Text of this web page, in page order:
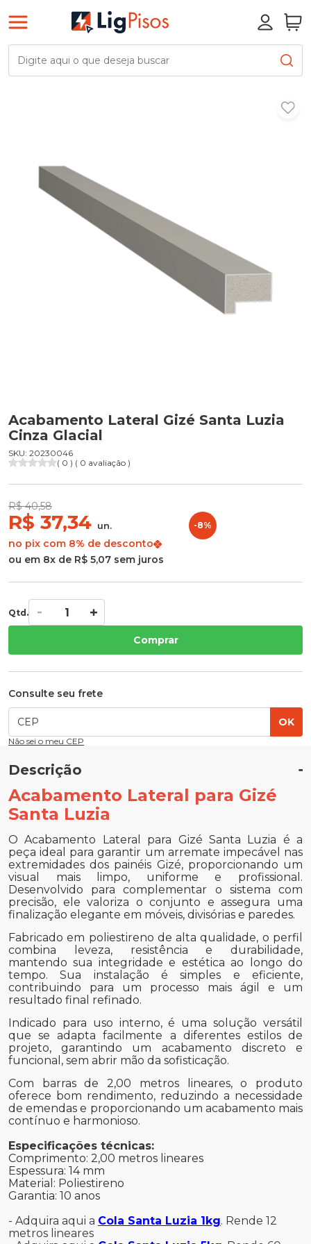
Acabamento Lateral Gizé Santa Luzia
Cinza Glacial
SKU: 20230046
( 0 ) ( 0 avaliação )
R$ 40,58
R$ 37,34 un.
no pix com 8% de desconto
-8%
ou em 8x de R$ 5,07 sem juros
Qtd.
Comprar
Consulte seu frete
OK
Não sei o meu CEP
Descrição
Acabamento Lateral para Gizé
Santa Luzia
O Acabamento Lateral para Gizé Santa Luzia é a
peça ideal para garantir um arremate impecável nas
extremidades dos painéis Gizé, proporcionando um
visual mais limpo, uniforme e profissional.
Desenvolvido para complementar o sistema com
precisão, ele valoriza o conjunto e assegura uma
finalização elegante em móveis, divisórias e paredes.
Fabricado em poliestireno de alta qualidade, o perfil
combina leveza, resistência e durabilidade,
mantendo sua integridade e estética ao longo do
tempo. Sua instalação é simples e eficiente,
contribuindo para um processo mais ágil e um
resultado final refinado.
Indicado para uso interno, é uma solução versátil
que se adapta facilmente a diferentes estilos de
projeto, garantindo um acabamento discreto e
funcional, sem abrir mão da sofisticação.
Com barras de 2,00 metros lineares, o produto
oferece bom rendimento, reduzindo a necessidade
de emendas e proporcionando um acabamento mais
contínuo e harmonioso.
Especificações técnicas:
Comprimento: 2,00 metros lineares
Espessura: 14 mm
Material: Poliestireno
Garantia: 10 anos
- Adquira aqui a Cola Santa Luzia 1kg. Rende 12
metros lineares